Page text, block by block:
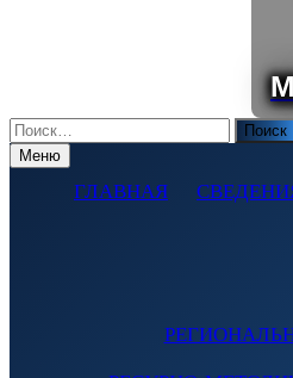
Поиск
по:Меню
ГЛАВНАЯ